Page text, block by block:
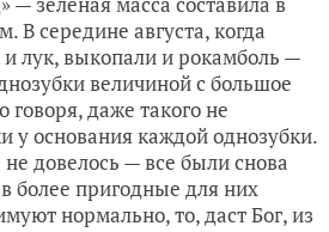
В середине августа, когда
и лук, выкопали и рокамболь —
величиной с большое
говоря, даже такого не
у основания каждой однозубки.
довелось — все были снова
более пригодные для них
нормально, то, даст Бог, из